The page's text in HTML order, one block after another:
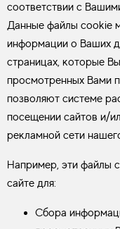
соответствии с
Данные файлы cookie
информации о Ваших
страницах, которые
просмотренных Вами
позволяют системе
посещении сайтов и/
рекламной сети
Например, эти файлы
сайте для:
Сбора